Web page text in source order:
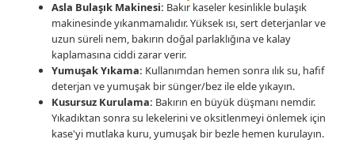
Asla Bulaşık Makinesi: Bakır kaseler kesinlikle bulaşık
makinesinde yıkanmamalıdır. Yüksek ısı, sert deterjanlar ve
uzun süreli nem, bakırın doğal parlaklığına ve kalay
kaplamasına ciddi zarar verir.
Yumuşak Yıkama: Kullanımdan hemen sonra ılık su, hafif
deterjan ve yumuşak bir sünger/bez ile elde yıkayın.
Kusursuz Kurulama: Bakırın en büyük düşmanı nemdir.
Yıkadıktan sonra su lekelerini ve oksitlenmeyi önlemek için
kase'yi mutlaka kuru, yumuşak bir bezle hemen kurulayın.